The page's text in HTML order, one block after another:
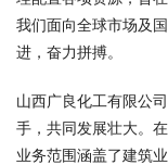
我们面向全球市场及
进，奋力拼搏。
山西广良化工有限公
手，共同发展壮大。
业务范围涵盖了建筑